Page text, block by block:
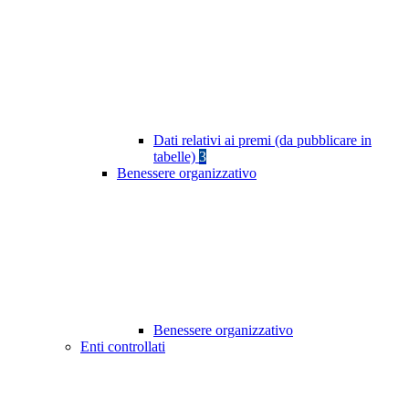
Dati relativi ai premi (da pubblicare in
tabelle) 3
Benessere organizzativo
Benessere organizzativo
Enti controllati